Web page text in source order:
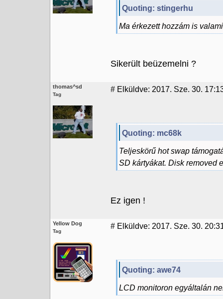
Quoting: stingerhu
Ma érkezett hozzám is
Sikerült beüzemelni ?
thomas^sd
Tag
# Elküldve: 2017. Sze. 30.
Quoting: mc68k
Teljeskörű hot swap
SD kártyákat. Disk removed
Ez igen !
Yellow Dog
Tag
# Elküldve: 2017. Sze. 30.
Quoting: awe74
LCD monitoron egyáltalán